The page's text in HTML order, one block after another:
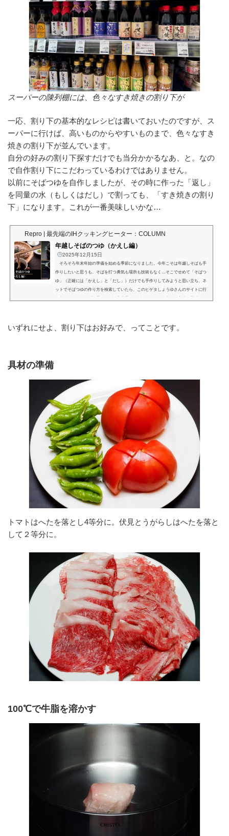
スーパーの陳列棚には、色々なすき焼きの割り下が
一応、割り下の基本的なレシピは書いておいたのですが、ス
ーパーに行けば、高いものからやすいものまで、色々なすき
焼きの割り下が並んでいます。
自分の好みの割り下探すだけでも当分かかるなあ、と。なの
で自作割り下にこだわっているわけではありません。
以前にそばつゆを自作しましたが、その時に作った「返し」
を同量の水（もしくはだし）で割っても、「すき焼きの割り
下」になります。これが一番美味しいかな…
Repro | 最先端のIHクッキングヒーター：COLUMN
年越しそばのつゆ（かえし編）
2025年12月15日
そろそろ年末年始の準備を始める季節になりました。今年こそは年越しそばも手
作りしたいと思うも、そばを打つ勇気も場所も技術もなく…そこでせめて「そばつ
ゆ」（正確には「かえし」と「だし」）だけでも手作りしてみようと思い立ち、ネ
ットでそばつゆの作り方を検索していたら、このヒゲタしょうゆさんのサイトに行
いずれにせよ、割り下はお好みで、ってことです。
具材の準備
トマトはへたを落とし4等分に。伏見とうがらしはへたを落と
して２等分に。
100℃で牛脂を溶かす